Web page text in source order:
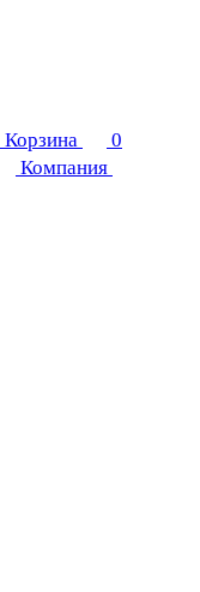
Корзина
0
Компания